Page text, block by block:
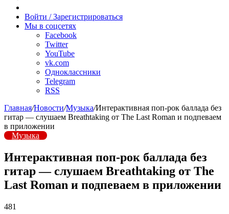
радио
Войти / Зарегистрироваться
Мы в соцсетях
Facebook
Twitter
YouTube
vk.com
Одноклассники
Telegram
RSS
Главная/Новости/Музыка/Интерактивная поп-рок баллада без
гитар — слушаем Breathtaking от The Last Roman и подпеваем
в приложении
Музыка
Интерактивная поп-рок баллада без
гитар — слушаем Breathtaking от The
Last Roman и подпеваем в приложении
481